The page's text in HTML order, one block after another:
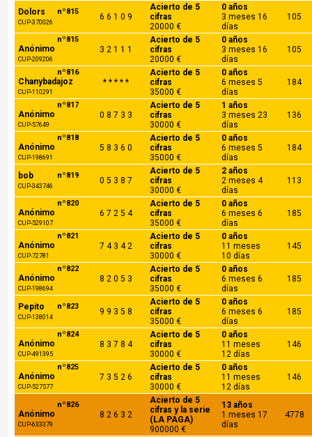
nº815
Dolors
CUP-370026
6 6 1 0 9
Acierto de 5
cifras
20000 €
0 años
3 meses 16
días
105
nº815
Anónimo
CUP-209206
3 2 1 1 1
Acierto de 5
cifras
20000 €
0 años
3 meses 16
días
105
nº816
Chanybadajoz
CUP-110291
* * * * *
Acierto de 5
cifras
35000 €
0 años
6 meses 5
días
184
nº817
Anónimo
CUP-57649
0 8 7 3 3
Acierto de 5
cifras
30000 €
1 años
3 meses 23
días
136
nº818
Anónimo
CUP-198691
5 8 3 6 0
Acierto de 5
cifras
35000 €
0 años
6 meses 5
días
184
nº819
bob
CUP-343746
0 5 3 8 7
Acierto de 5
cifras
30000 €
2 años
2 meses 4
días
113
nº820
Anónimo
CUP-529107
6 7 2 5 4
Acierto de 5
cifras
35000 €
0 años
6 meses 6
días
185
nº821
Anónimo
CUP-72781
7 4 3 4 2
Acierto de 5
cifras
30000 €
0 años
11 meses
10 días
145
nº822
Anónimo
CUP-198694
8 2 0 5 3
Acierto de 5
cifras
35000 €
0 años
6 meses 6
días
185
nº823
Pepito
CUP-138014
9 9 3 5 8
Acierto de 5
cifras
35000 €
0 años
6 meses 6
días
185
nº824
Anónimo
CUP-491395
8 3 7 8 4
Acierto de 5
cifras
30000 €
0 años
11 meses
12 días
146
nº825
Anónimo
CUP-527577
7 3 5 2 6
Acierto de 5
cifras
30000 €
0 años
11 meses
12 días
146
nº826
Anónimo
CUP-633379
8 2 6 3 2
Acierto de 5
cifras y la serie
(LA PAGA)
900000 €
13 años
1 meses 17
días
4778